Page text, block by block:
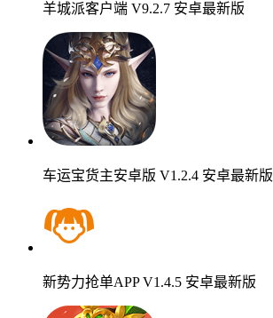
羊城派客户端 V9.2.7 安卓最新版
车运宝货主安卓版 V1.2.4 安卓最新版
新势力抢单APP V1.4.5 安卓最新版